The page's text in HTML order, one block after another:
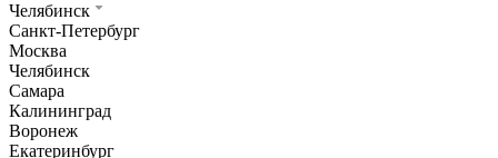
Челябинск
Санкт-Петербург
Москва
Челябинск
Самара
Калининград
Воронеж
Екатеринбург